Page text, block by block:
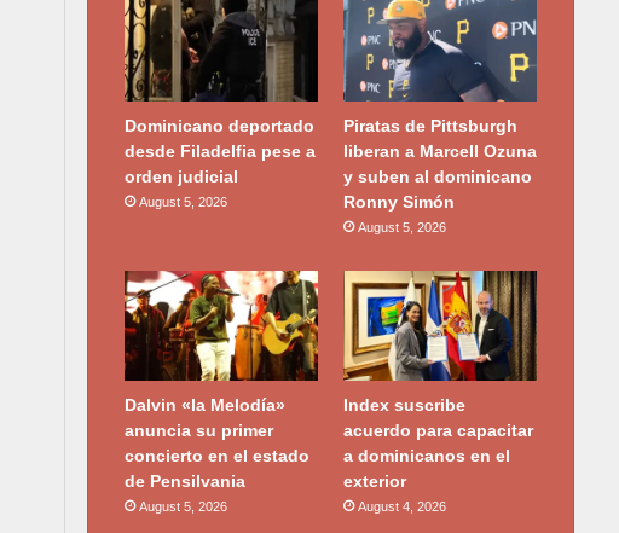
Dominicano deportado
desde Filadelfia pese a
orden judicial
August 5, 2026
Piratas de Pittsburgh
liberan a Marcell Ozuna
y suben al dominicano
Ronny Simón
August 5, 2026
Dalvin «la Melodía»
anuncia su primer
concierto en el estado
de Pensilvania
August 5, 2026
Index suscribe
acuerdo para capacitar
a dominicanos en el
exterior
August 4, 2026